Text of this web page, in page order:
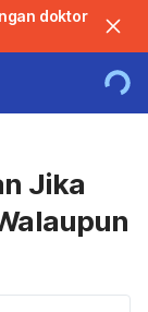
doktor
Jika